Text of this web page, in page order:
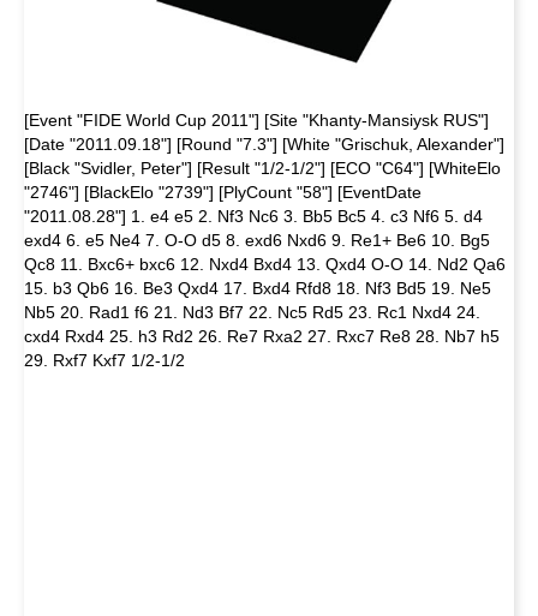
[Event "FIDE World Cup 2011"] [Site "Khanty-Mansiysk RUS"]
[Date "2011.09.18"] [Round "7.3"] [White "Grischuk, Alexander"]
[Black "Svidler, Peter"] [Result "1/2-1/2"] [ECO "C64"] [WhiteElo
"2746"] [BlackElo "2739"] [PlyCount "58"] [EventDate
"2011.08.28"] 1. e4 e5 2. Nf3 Nc6 3. Bb5 Bc5 4. c3 Nf6 5. d4
exd4 6. e5 Ne4 7. O-O d5 8. exd6 Nxd6 9. Re1+ Be6 10. Bg5
Qc8 11. Bxc6+ bxc6 12. Nxd4 Bxd4 13. Qxd4 O-O 14. Nd2 Qa6
15. b3 Qb6 16. Be3 Qxd4 17. Bxd4 Rfd8 18. Nf3 Bd5 19. Ne5
Nb5 20. Rad1 f6 21. Nd3 Bf7 22. Nc5 Rd5 23. Rc1 Nxd4 24.
cxd4 Rxd4 25. h3 Rd2 26. Re7 Rxa2 27. Rxc7 Re8 28. Nb7 h5
29. Rxf7 Kxf7 1/2-1/2